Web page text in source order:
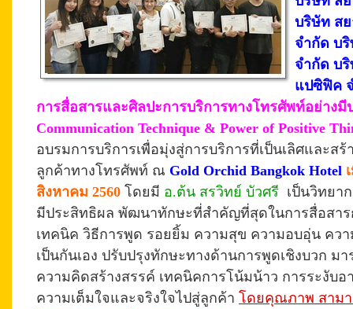
บริษัท ส
จำกัด บ
จำกัด บริ
แปซิฟิค
การสื่อสารและศิลปะการบริการทางโทรศัพท์อย่างมี
Communication Technique & Power of Positive
อบรมการบริการเพื่อมุ่งสู่การบริการที่เป็นเลิศและส
ลูกค้าทางโทรศัพท์ ณ Gold Orchid Bangkok Hotel
สิงหาคม 2560 โดยมี อ.ต้น สรวิทย์ บัวศรี เป็นวิทยา
มีประสิทธิผล พัฒนาทักษะที่สำคัญที่สุดในการสื่อสาร
เทคนิค วิธีการพูด รอยยิ้ม ความสุข ความอบอุ่น คว
เป็นกันเอง ปรับปรุงทักษะทางด้านการพูดเชิงบวก ม
ความคิดสร้างสรรค์ เทคนิคการโน้มน้าว การระงับ
ความเต็มใจและจริงใจไปสู่ลูกค้า โดยคุณภาพ สามา